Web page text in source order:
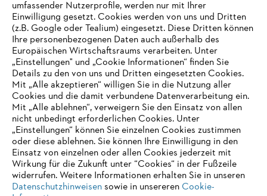
Informationen für Lieferanten
Produkte
Kontakt
Karriere
Hinweisgebersystem
umfassender Nutzerprofile, werden nur mit Ihrer
Einwilligung gesetzt. Cookies werden von uns und Dritten
(z.B. Google oder Tealium) eingesetzt. Diese Dritten können
Ihre personenbezogenen Daten auch außerhalb des
Europäischen Wirtschaftsraums verarbeiten. Unter
„Einstellungen" und „Cookie Informationen“ finden Sie
Details zu den von uns und Dritten eingesetzten Cookies.
Mit „Alle akzeptieren“ willigen Sie in die Nutzung aller
Cookies und die damit verbundene Datenverarbeitung ein.
Mit „Alle ablehnen“, verweigern Sie den Einsatz von allen
nicht unbedingt erforderlichen Cookies. Unter
„Einstellungen“ können Sie einzelnen Cookies zustimmen
oder diese ablehnen. Sie können Ihre Einwilligung in den
Einsatz von einzelnen oder allen Cookies jederzeit mit
Wirkung für die Zukunft unter “Cookies“ in der Fußzeile
widerrufen. Weitere Informationen erhalten Sie in unseren
Datenschutzhinweisensowie in unsereren Cookie-